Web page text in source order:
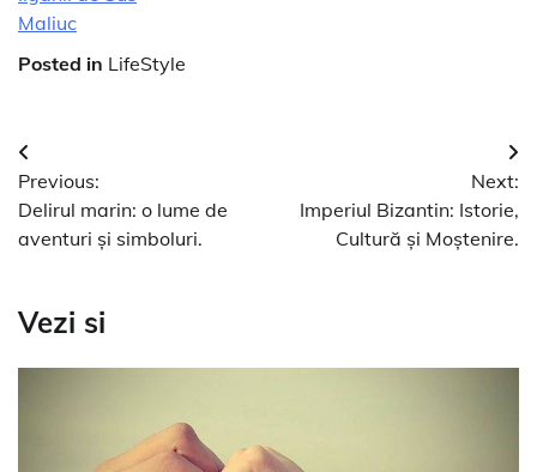
Maliuc
Posted in LifeStyle
Navigare
în
articole
Previous:
Delirul marin: o lume de
aventuri și simboluri.
Next:
Imperiul Bizantin: Istorie,
Cultură și Moștenire.
Vezi si